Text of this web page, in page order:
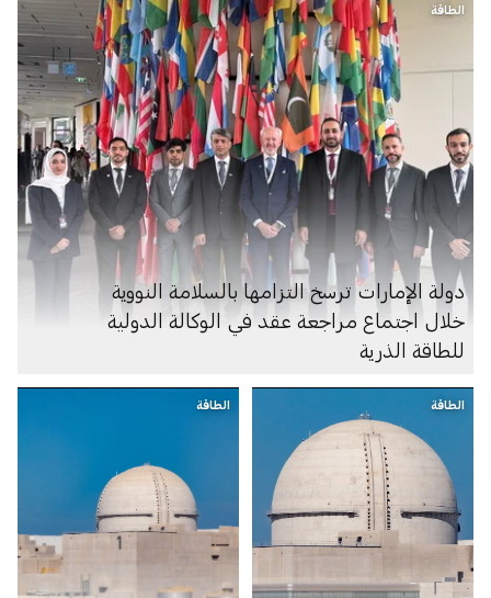
الطاقة
دولة الإمارات ترسخ التزامها بالسلامة النووية
خلال اجتماع مراجعة عقد في الوكالة الدولية
للطاقة الذرية
الطاقة الطاقة